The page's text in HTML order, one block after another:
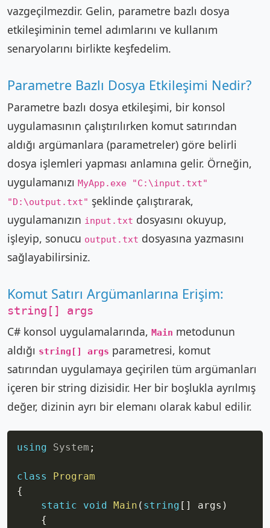
vazgeçilmezdir. Gelin, parametre bazlı dosya
etkileşiminin temel adımlarını ve kullanım
senaryolarını birlikte keşfedelim.
Parametre Bazlı Dosya Etkileşimi Nedir?
Parametre bazlı dosya etkileşimi, bir konsol
uygulamasının çalıştırılırken komut satırından
aldığı argümanlara (parametreler) göre belirli
dosya işlemleri yapması anlamına gelir. Örneğin,
uygulamanızı MyApp.exe "C:\input.txt"
"D:\output.txt" şeklinde çalıştırarak,
uygulamanızın input.txt dosyasını okuyup,
işleyip, sonucu output.txt dosyasına yazmasını
sağlayabilirsiniz.
Komut Satırı Argümanlarına Erişim:
string[] args
C# konsol uygulamalarında, Main metodunun
aldığı string[] args parametresi, komut
satırından uygulamaya geçirilen tüm argümanları
içeren bir string dizisidir. Her bir boşlukla ayrılmış
değer, dizinin ayrı bir elemanı olarak kabul edilir.
using System ;
class
Program
{
static
void Main ( string [ ] args )
{